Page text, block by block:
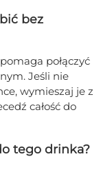
bez
połączyć
Jeśli nie
wymieszaj je z
całość do
tego drinka?